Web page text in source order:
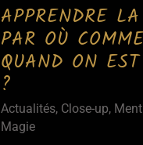
APPRENDRE
PAR OÙ
QUAND ON
?
Actualités, Close-up,
Magie